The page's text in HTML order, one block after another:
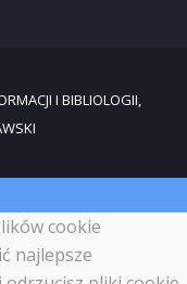
I BIBLIOLOGII,
cookie
najlepsze